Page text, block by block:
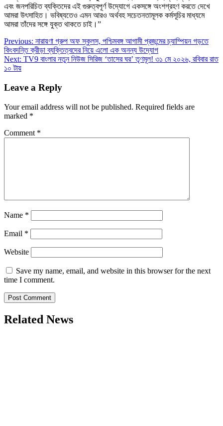
এবং জনপরিচিত ব্যক্তিদের এই গুরুত্বপূর্ণ উদ্যোগে একসঙ্গে অংশগ্রহণ করতে দেখে
আমরা উৎসাহিত। ভবিষ্যতেও এমন আরও অর্থবহ সচেতনতামূলক কর্মসূচির মাধ্যমে
আমরা তাঁদের সঙ্গে যুক্ত থাকতে চাই।”
Post
navigation
Previous: নারায়ণা গ্রুপ অফ স্কুলস, পশ্চিমবঙ্গ আগামী প্রজন্মের চ্যাম্পিয়ন গড়তে
কিংবদন্তি ক্রীড়া ব্যক্তিত্বদের নিয়ে এলো এক অনন্য উদ্যোগ
Next: TV9 বাংলার নতুন নিউজ সিরিজ ‘তাসের ঘর’ তৃণমূল! ৩১ মে ২০২৬, রবিবার রাত
১০ টায়
Leave a Reply
Your email address will not be published. Required fields are
marked *
Comment *
Name *
Email *
Website
Save my name, email, and website in this browser for the next
time I comment.
Related News